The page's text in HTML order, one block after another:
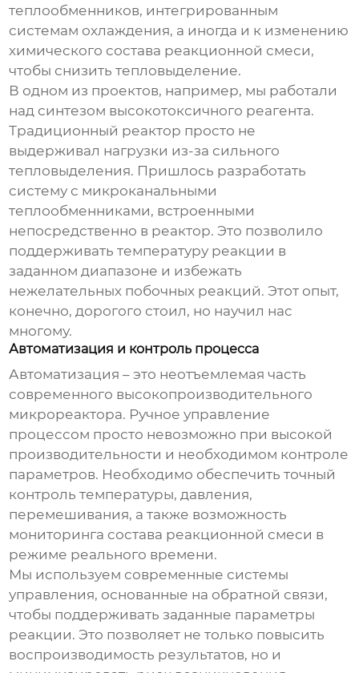
теплообменников, интегрированным
системам охлаждения, а иногда и к изменению
химического состава реакционной смеси,
чтобы снизить тепловыделение.
В одном из проектов, например, мы работали
над синтезом высокотоксичного реагента.
Традиционный реактор просто не
выдерживал нагрузки из-за сильного
тепловыделения. Пришлось разработать
систему с микроканальными
теплообменниками, встроенными
непосредственно в реактор. Это позволило
поддерживать температуру реакции в
заданном диапазоне и избежать
нежелательных побочных реакций. Этот опыт,
конечно, дорогого стоил, но научил нас
многому.
Автоматизация и контроль процесса
Автоматизация – это неотъемлемая часть
современного высокопроизводительного
микрореактора. Ручное управление
процессом просто невозможно при высокой
производительности и необходимом контроле
параметров. Необходимо обеспечить точный
контроль температуры, давления,
перемешивания, а также возможность
мониторинга состава реакционной смеси в
режиме реального времени.
Мы используем современные системы
управления, основанные на обратной связи,
чтобы поддерживать заданные параметры
реакции. Это позволяет не только повысить
воспроизводимость результатов, но и